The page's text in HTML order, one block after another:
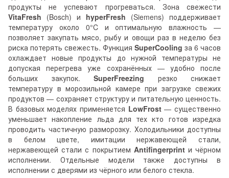
продукты не успевают прогреваться. Зона свежести
VitaFresh (Bosch) и hyperFresh (Siemens) поддерживает
температуру около 0°C и оптимальную влажность —
позволяет закупать мясо, рыбу и овощи раз в неделю без
риска потерять свежесть. Функция SuperCooling за 6 часов
охлаждает новые продукты до нужной температуры не
допуская перегрева уже сохранённых — удобно после
больших закупок. SuperFreezing резко снижает
температуру в морозильной камере при загрузке свежих
продуктов — сохраняет структуру и питательную ценность.
В базовых моделях применяется LowFrost— существенно
уменьшает накопление льда для тех кто готов изредка
проводить частичную разморозку. Холодильники доступны
в белом цвете, имитации нержавеющей стали,
нержавеющей стали с покрытием Antifingerprintи чёрном
исполнении. Отдельные модели также доступны в
исполнении с дверями из чёрного или белого стекла.